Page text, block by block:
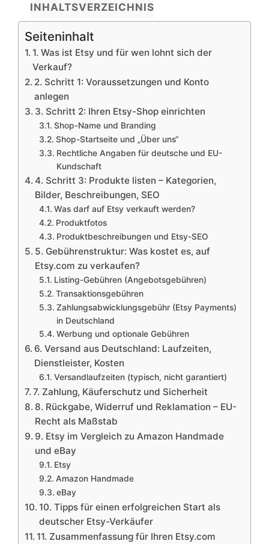
INHALTSVERZEICHNIS
Seiteninhalt
1. Was ist Etsy und für wen lohnt sich der
Verkauf?
2. Schritt 1: Voraussetzungen und Konto
anlegen
3. Schritt 2: Ihren Etsy-Shop einrichten
Shop-Name und Branding
Shop-Startseite und „Über uns“
Rechtliche Angaben für deutsche und EU-
Kundschaft
4. Schritt 3: Produkte listen – Kategorien,
Bilder, Beschreibungen, SEO
Was darf auf Etsy verkauft werden?
Produktfotos
Produktbeschreibungen und Etsy-SEO
5. Gebührenstruktur: Was kostet es, auf
Etsy.com zu verkaufen?
Listing-Gebühren (Angebotsgebühren)
Transaktionsgebühren
Zahlungsabwicklungsgebühr (Etsy Payments)
in Deutschland
Werbung und optionale Gebühren
6. Versand aus Deutschland: Laufzeiten,
Dienstleister, Kosten
Versandlaufzeiten (typisch, nicht garantiert)
7. Zahlung, Käuferschutz und Sicherheit
8. Rückgabe, Widerruf und Reklamation – EU-
Recht als Maßstab
9. Etsy im Vergleich zu Amazon Handmade
und eBay
Etsy
Amazon Handmade
eBay
10. Tipps für einen erfolgreichen Start als
deutscher Etsy-Verkäufer
11. Zusammenfassung für Ihren Etsy.com